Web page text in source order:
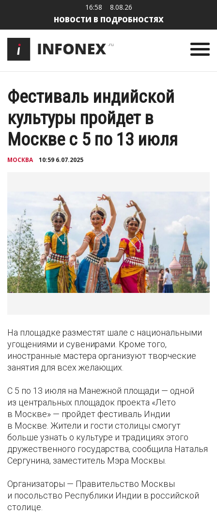
16:58 8.08.26
НОВОСТИ В ПОДРОБНОСТЯХ
Фестиваль индийской
культуры пройдет в
Москве с 5 по 13 июля
МОСКВА 10:59 6.07.2025
На площадке разместят шале с национальными
угощениями и сувенирами. Кроме того,
иностранные мастера организуют творческие
занятия для всех желающих.
С 5 по 13 июля на Манежной площади — одной
из центральных площадок проекта «Лето
в Москве» — пройдет фестиваль Индии
в Москве. Жители и гости столицы смогут
больше узнать о культуре и традициях этого
дружественного государства, сообщила Наталья
Сергунина, заместитель Мэра Москвы.
Организаторы — Правительство Москвы
и посольство Республики Индии в российской
столице.